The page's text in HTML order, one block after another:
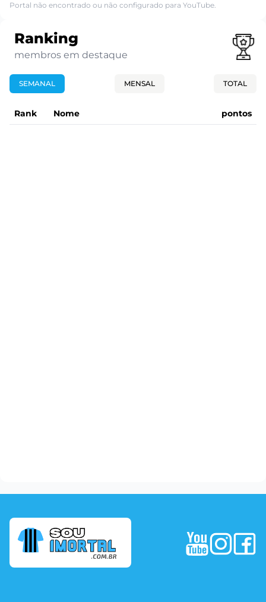
Portal não encontrado ou não configurado para YouTube.
Ranking
membros em destaque
SEMANAL MENSAL TOTAL
Rank Nome pontos